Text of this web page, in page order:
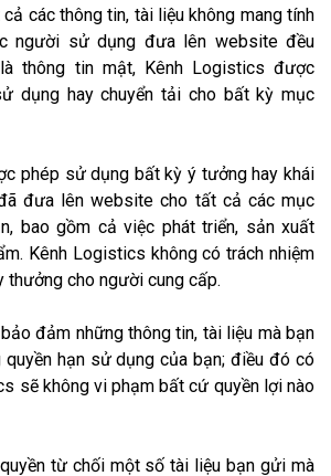
các thông tin, tài liệu không mang tính
người sử dụng đưa lên website đều
thông tin mật, Kênh Logistics được
dụng hay chuyển tải cho bất kỳ mục
phép sử dụng bất kỳ ‎ý tưởng hay khái
đưa lên website cho tất cả các mục
bao gồm cả việc phát triển, sản xuất
Kênh Logistics không có trách nhiệm
thưởng cho người cung cấp.
đảm những thông tin, tài liệu mà bạn
hạn sử dụng của bạn; điều đó có
sẽ không vi phạm bất cứ quyền lợi nào
từ chối một số tài liệu bạn gửi mà